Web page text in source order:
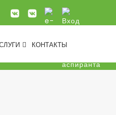
КОНТАКТЫ